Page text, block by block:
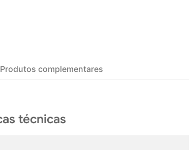
Produtos complementares